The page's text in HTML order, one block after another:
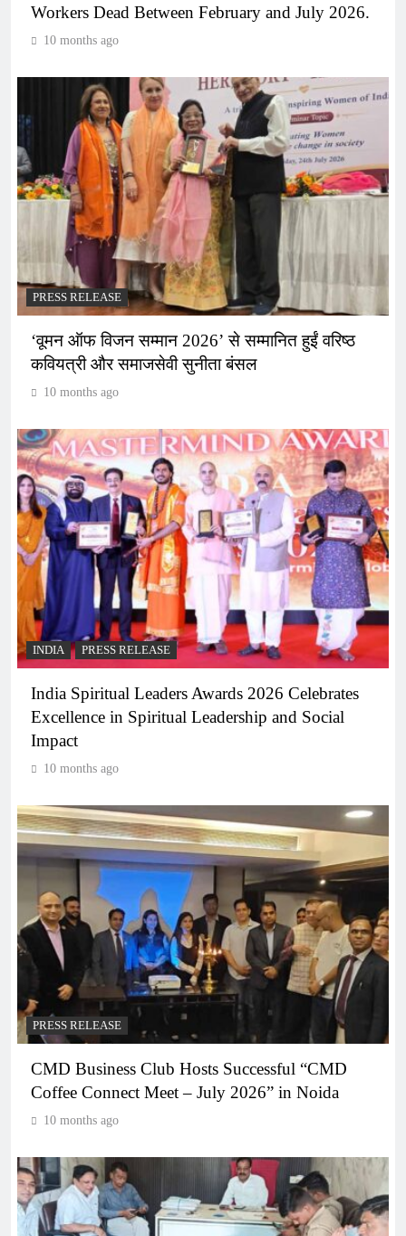
Workers Dead Between February and July 2026.
10 months ago
PRESS RELEASE
‘वूमन ऑफ विजन सम्मान 2026’ से सम्मानित हुईं वरिष्ठ
कवियत्री और समाजसेवी सुनीता बंसल
10 months ago
INDIA PRESS RELEASE
India Spiritual Leaders Awards 2026 Celebrates
Excellence in Spiritual Leadership and Social
Impact
10 months ago
PRESS RELEASE
CMD Business Club Hosts Successful “CMD
Coffee Connect Meet – July 2026” in Noida
10 months ago